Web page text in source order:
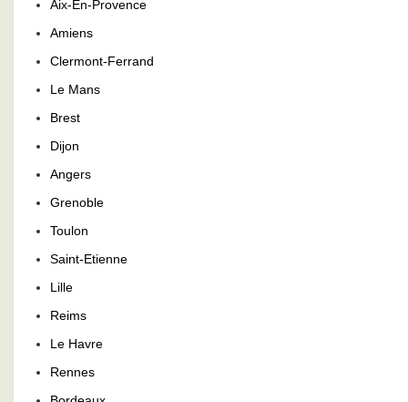
Aix-En-Provence
Amiens
Clermont-Ferrand
Le Mans
Brest
Dijon
Angers
Grenoble
Toulon
Saint-Etienne
Lille
Reims
Le Havre
Rennes